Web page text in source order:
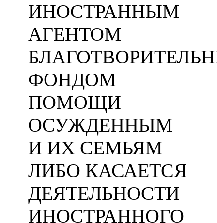
ИНОСТРАННЫМ
АГЕНТОМ
ФОНДОМ
ПОМОЩИ
ОСУЖДЕННЫМ
И ИХ СЕМЬЯМ
ЛИБО КАСАЕТСЯ
ДЕЯТЕЛЬНОСТИ
ИНОСТРАННОГО